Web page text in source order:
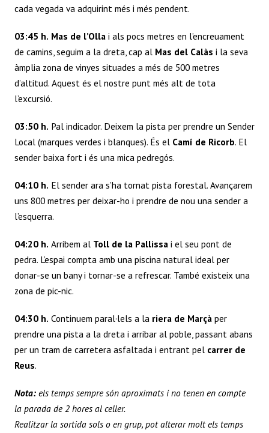
cada vegada va adquirint més i més pendent.
03:45 h. Mas de l’Olla i als pocs metres en l’encreuament
de camins, seguim a la dreta, cap al Mas del Calàs i la seva
àmplia zona de vinyes situades a més de 500 metres
d’altitud. Aquest és el nostre punt més alt de tota
l’excursió.
03:50 h. Pal indicador. Deixem la pista per prendre un Sender
Local (marques verdes i blanques). És el Camí de Ricorb. El
sender baixa fort i és una mica pedregós.
04:10 h. El sender ara s’ha tornat pista forestal. Avançarem
uns 800 metres per deixar-ho i prendre de nou una sender a
l’esquerra.
04:20 h. Arribem al Toll de la Pallissa i el seu pont de
pedra. L’espai compta amb una piscina natural ideal per
donar-se un bany i tornar-se a refrescar. També existeix una
zona de pic-nic.
04:30 h. Continuem paral·lels a la riera de Marçà per
prendre una pista a la dreta i arribar al poble, passant abans
per un tram de carretera asfaltada i entrant pel carrer de
Reus.
Nota: els temps sempre són aproximats i no tenen en compte
la parada de 2 hores al celler.
Realitzar la sortida sols o en grup, pot alterar molt els temps